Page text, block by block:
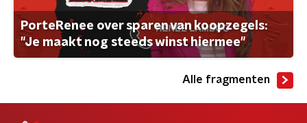
PorteRenee over sparen van koopzegels:
"Je maakt nog steeds winst hiermee"
Alle fragmenten